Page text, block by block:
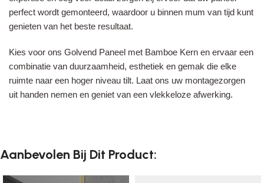
perfect wordt gemonteerd, waardoor u binnen mum van tijd kunt
genieten van het beste resultaat.
Kies voor ons Golvend Paneel met Bamboe Kern en ervaar een
combinatie van duurzaamheid, esthetiek en gemak die elke
ruimte naar een hoger niveau tilt. Laat ons uw montagezorgen
uit handen nemen en geniet van een vlekkeloze afwerking.
Aanbevolen Bij Dit Product: